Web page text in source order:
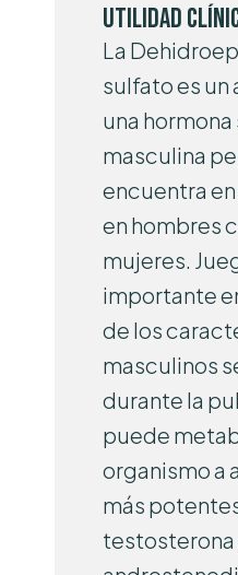
Utilidad
La
sulfato es un
una hormona
masculina
encuentra
en hombres
mujeres.
importante
de los
masculinos
durante la
puede
organismo a
más
testosterona